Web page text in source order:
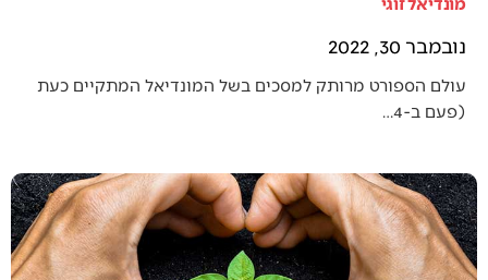
נובמבר 30, 2022
עולם הספורט מרותק למסכים בשל המונדיאל המתקיים כעת
(פעם ב-4…